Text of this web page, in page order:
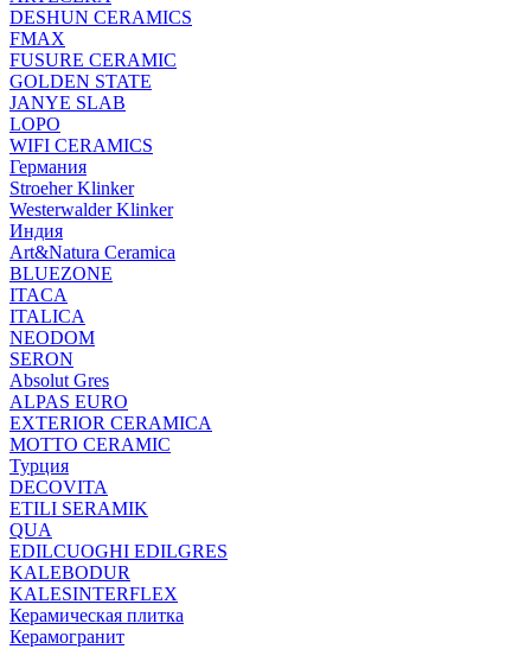
DESHUN CERAMICS
FMAX
FUSURE CERAMIC
GOLDEN STATE
JANYE SLAB
LOPO
WIFI CERAMICS
Германия
Stroeher Klinker
Westerwalder Klinker
Индия
Art&Natura Ceramica
BLUEZONE
ITACA
ITALICA
NEODOM
SERON
Absolut Gres
ALPAS EURO
EXTERIOR CERAMICA
MOTTO CERAMIC
Турция
DECOVITA
ETILI SERAMIK
QUA
EDILCUOGHI EDILGRES
KALEBODUR
KALESINTERFLEX
Керамическая плитка
Керамогранит